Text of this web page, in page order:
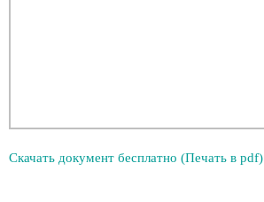
Скачать документ бесплатно (Печать в pdf)